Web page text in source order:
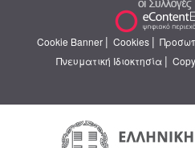
Cookie Banner | Cookies |
Πνευματική Ιδιοκτησία |